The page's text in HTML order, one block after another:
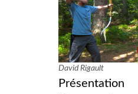
David Rigault
Présentation